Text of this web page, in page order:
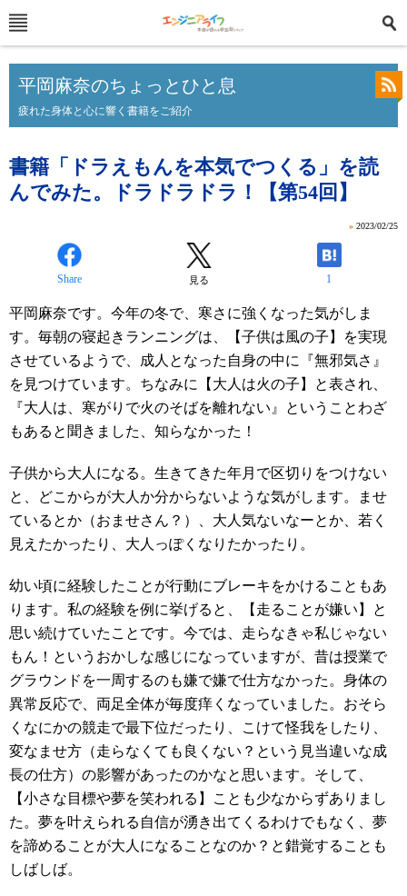
平岡麻奈のちょっとひと息
疲れた身体と心に響く書籍をご紹介
書籍「ドラえもんを本気でつくる」を読
んでみた。ドラドラドラ！【第54回】
» 2023/02/25
Share 見る 1
平岡麻奈です。今年の冬で、寒さに強くなった気がしま
す。毎朝の寝起きランニングは、【子供は風の子】を実現
させているようで、成人となった自身の中に『無邪気さ』
を見つけています。ちなみに【大人は火の子】と表され、
『大人は、寒がりで火のそばを離れない』ということわざ
もあると聞きました、知らなかった！
子供から大人になる。生きてきた年月で区切りをつけない
と、どこからが大人か分からないような気がします。ませ
ているとか（おませさん？）、大人気ないなーとか、若く
見えたかったり、大人っぽくなりたかったり。
幼い頃に経験したことが行動にブレーキをかけることもあ
ります。私の経験を例に挙げると、【走ることが嫌い】と
思い続けていたことです。今では、走らなきゃ私じゃない
もん！というおかしな感じになっていますが、昔は授業で
グラウンドを一周するのも嫌で嫌で仕方なかった。身体の
異常反応で、両足全体が毎度痒くなっていました。おそら
くなにかの競走で最下位だったり、こけて怪我をしたり、
変なませ方（走らなくても良くない？という見当違いな成
長の仕方）の影響があったのかなと思います。そして、
【小さな目標や夢を笑われる】ことも少なからずありまし
た。夢を叶えられる自信が湧き出てくるわけでもなく、夢
を諦めることが大人になることなのか？と錯覚することも
しばしば。